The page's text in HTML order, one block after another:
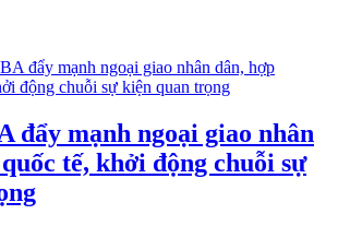
đẩy mạnh ngoại giao nhân
tế, khởi động chuỗi sự